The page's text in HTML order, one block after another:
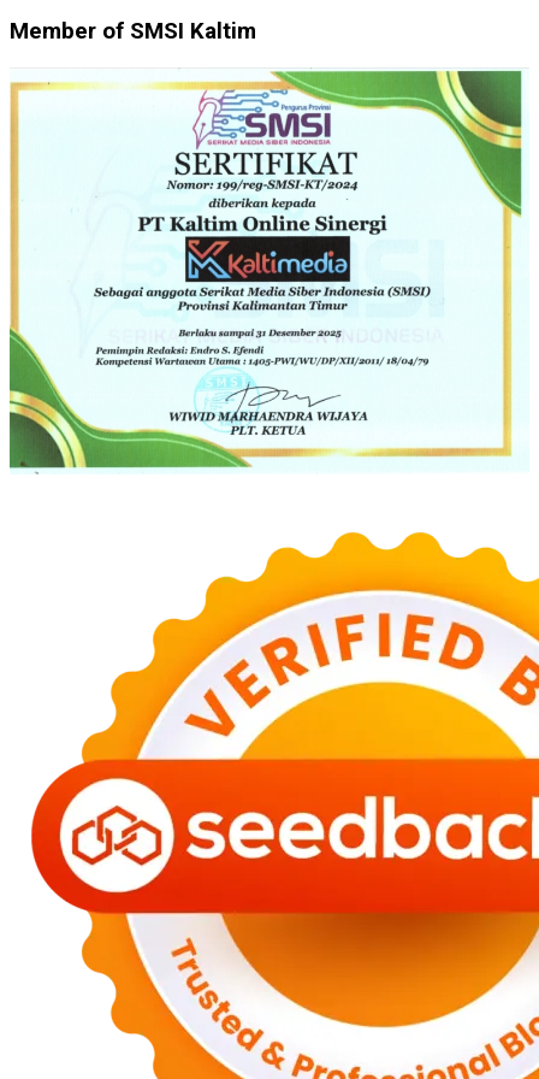
Member of SMSI Kaltim